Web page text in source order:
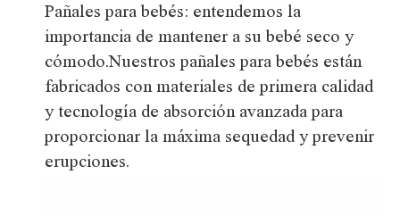
Pañales para bebés: entendemos la
importancia de mantener a su bebé seco y
cómodo.Nuestros pañales para bebés están
fabricados con materiales de primera calidad
y tecnología de absorción avanzada para
proporcionar la máxima sequedad y prevenir
erupciones.